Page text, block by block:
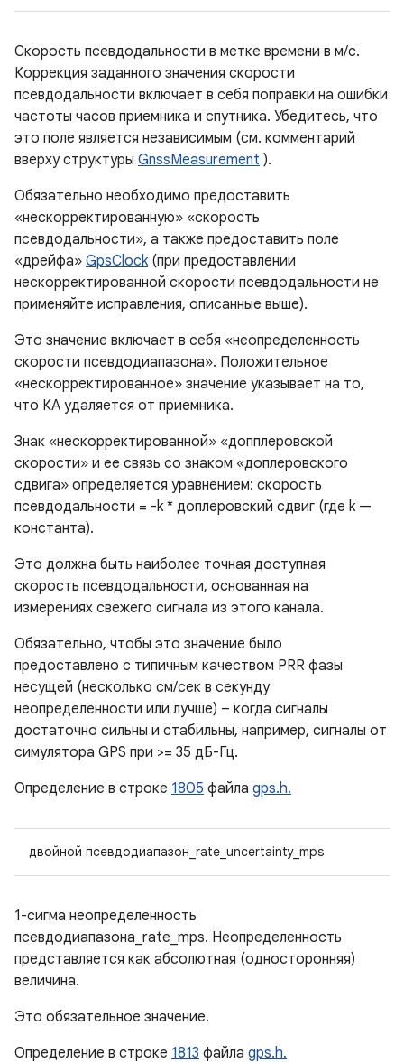
Скорость псевдодальности в метке времени в м/с.
Коррекция заданного значения скорости
псевдодальности включает в себя поправки на ошибки
частоты часов приемника и спутника. Убедитесь, что
это поле является независимым (см. комментарий
вверху структуры GnssMeasurement ).
Обязательно необходимо предоставить
«нескорректированную» «скорость
псевдодальности», а также предоставить поле
«дрейфа» GpsClock(при предоставлении
нескорректированной скорости псевдодальности не
применяйте исправления, описанные выше).
Это значение включает в себя «неопределенность
скорости псевдодиапазона». Положительное
«нескорректированное» значение указывает на то,
что КА удаляется от приемника.
Знак «нескорректированной» «допплеровской
скорости» и ее связь со знаком «доплеровского
сдвига» определяется уравнением: скорость
псевдодальности = -k * доплеровский сдвиг (где k —
константа).
Это должна быть наиболее точная доступная
скорость псевдодальности, основанная на
измерениях свежего сигнала из этого канала.
Обязательно, чтобы это значение было
предоставлено с типичным качеством PRR фазы
несущей (несколько см/сек в секунду
неопределенности или лучше) – когда сигналы
достаточно сильны и стабильны, например, сигналы от
симулятора GPS при >= 35 дБ-Гц.
Определение в строке 1805 файла gps.h.
двойной псевдодиапазон_rate_uncertainty_mps
1-сигма неопределенность
псевдодиапазона_rate_mps. Неопределенность
представляется как абсолютная (односторонняя)
величина.
Это обязательное значение.
Определение в строке 1813 файла gps.h.